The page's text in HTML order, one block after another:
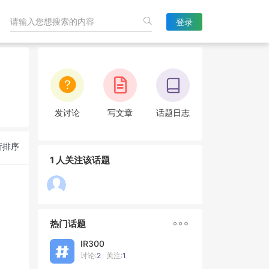
登录
排序
发讨论 写文章 话题日志
1 人关注该话题
热门话题 
IR300
讨论:2 关注:1